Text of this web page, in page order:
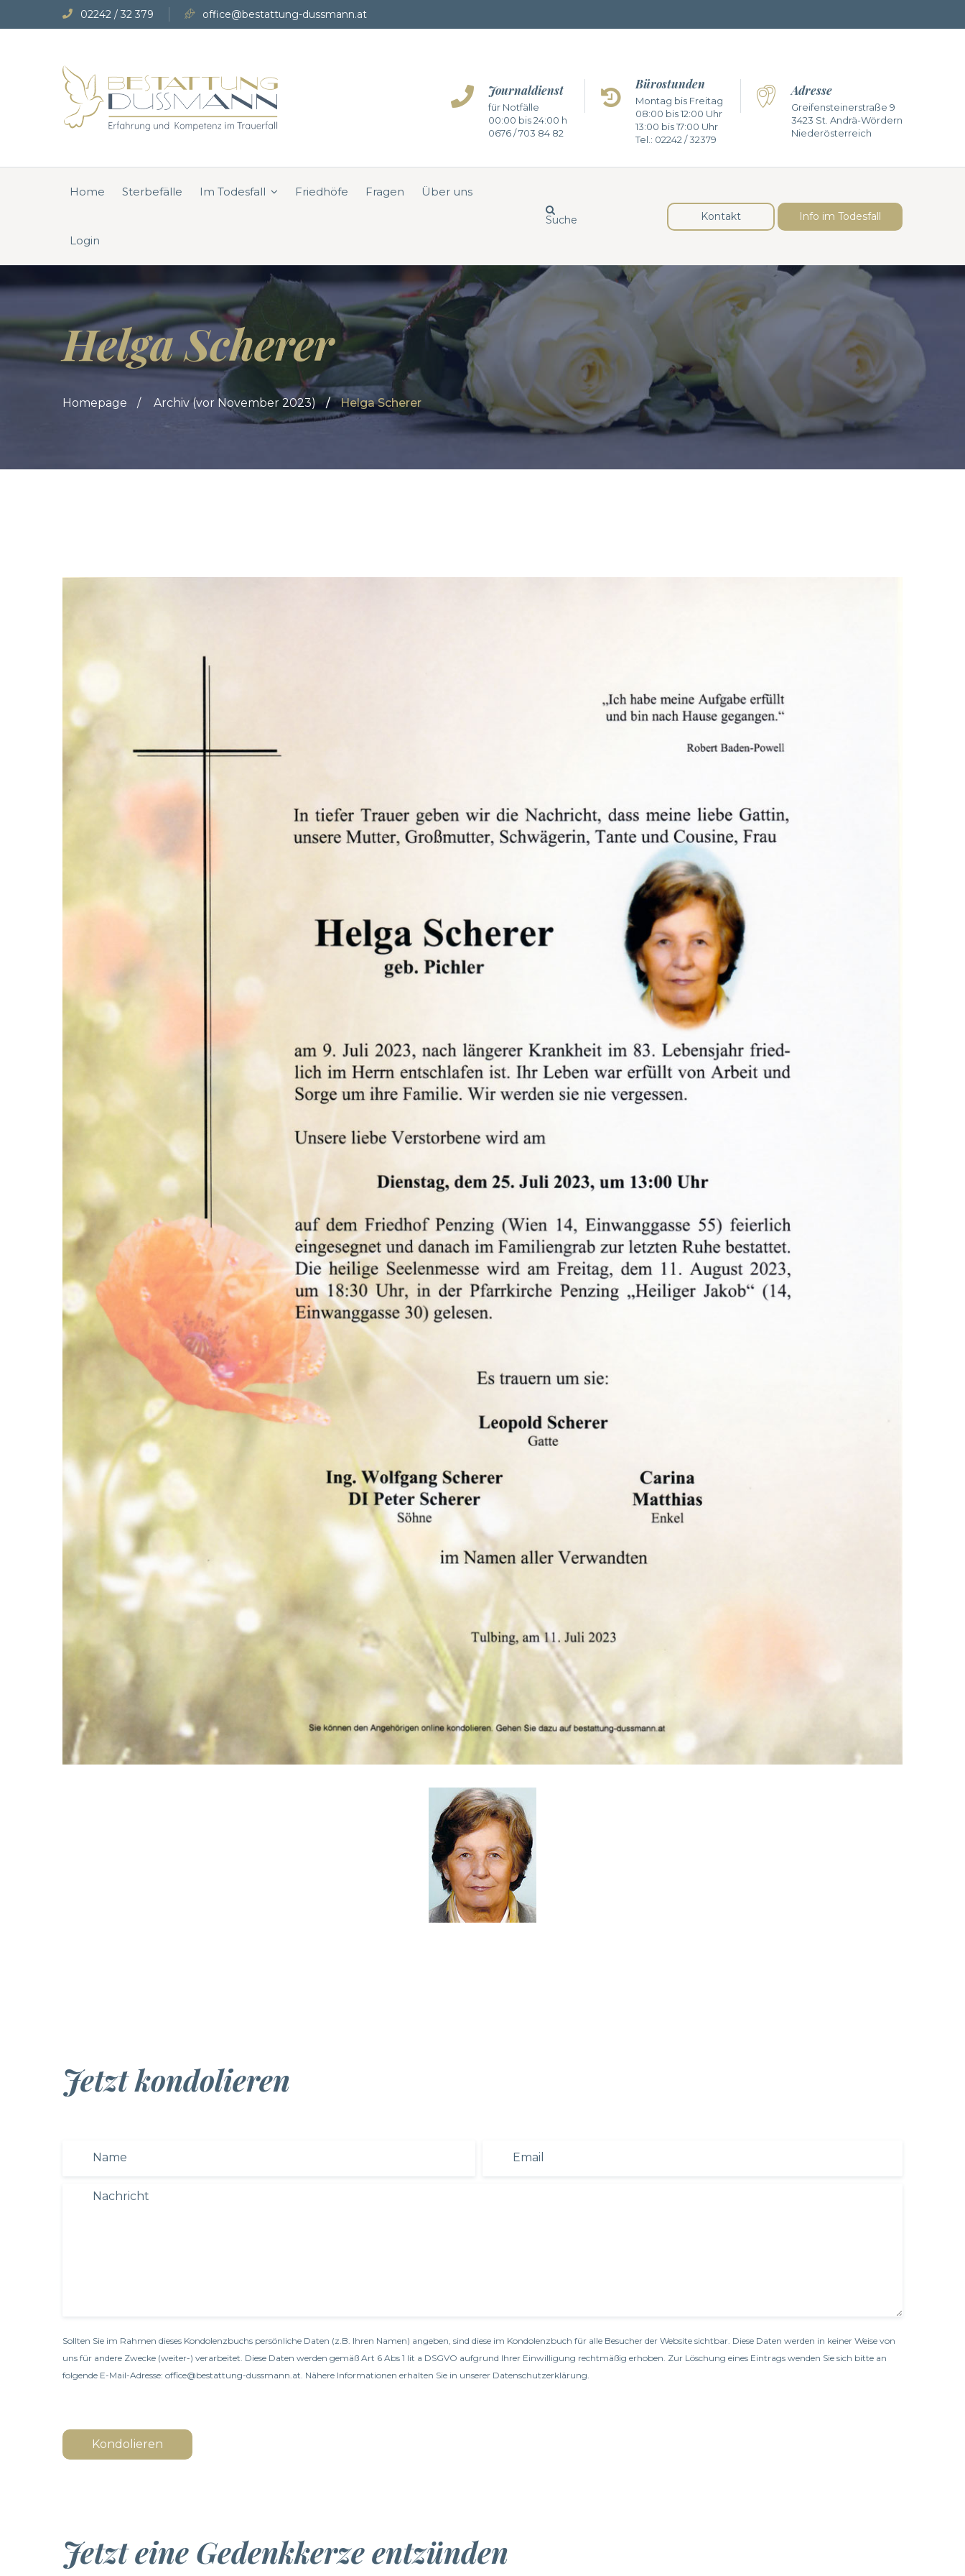
02242 / 32 379 office@bestattung-dussmann.at
Journaldienst
für Notfälle
00:00 bis 24:00 h
0676 / 703 84 82
Bürostunden
Montag bis Freitag
08:00 bis 12:00 Uhr
13:00 bis 17:00 Uhr
Tel.: 02242 / 32379
Adresse
Greifensteinerstraße 9
3423 St. Andrä-Wördern
Niederösterreich
Home Sterbefälle Im Todesfall Friedhöfe Fragen Über uns
Login
Kontakt Info im Todesfall
Helga Scherer
Homepage Archiv (vor November 2023) Helga Scherer
Jetzt kondolieren
Sollten Sie im Rahmen dieses Kondolenzbuchs persönliche Daten (z.B. Ihren Namen) angeben, sind diese im Kondolenzbuch für alle Besucher der Website sichtbar. Diese Daten werden in keiner Weise von
uns für andere Zwecke (weiter-) verarbeitet. Diese Daten werden gemäß Art 6 Abs 1 lit a DSGVO aufgrund Ihrer Einwilligung rechtmäßig erhoben. Zur Löschung eines Eintrags wenden Sie sich bitte an
folgende E-Mail-Adresse: office@bestattung-dussmann.at. Nähere Informationen erhalten Sie in unserer Datenschutzerklärung.
Kondolieren
Jetzt eine Gedenkkerze entzünden